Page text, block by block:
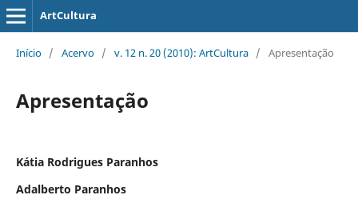
ArtCultura
Início / Acervo / v. 12 n. 20 (2010): ArtCultura / Apresentação
Apresentação
Kátia Rodrigues Paranhos
Adalberto Paranhos